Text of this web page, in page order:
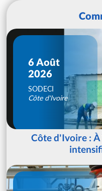
6 Août
2026
SODECI
Côte d'Ivoire
Côte d'Ivoire : À